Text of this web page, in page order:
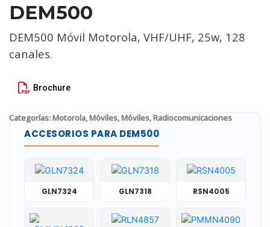
DEM500
DEM500 Móvil Motorola, VHF/UHF, 25w, 128
canales.
Brochure
Categorías:Motorola,Móviles,Móviles,Radiocomunicaciones
ACCESORIOS PARA DEM500
GLN7324 GLN7318 RSN4005